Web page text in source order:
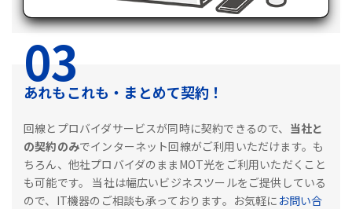
03
あれもこれも・まとめて契約！
回線とプロバイダサービスが同時に契約できるので、 当社と
の契約のみでインターネット回線がご利用いただけます。も
ちろん、他社プロバイダのままMOT光をご利用いただくこと
も可能です。
当社は幅広いビジネスツールをご提供している
ので、IT機器のご相談も承っております。お気軽に お問い合